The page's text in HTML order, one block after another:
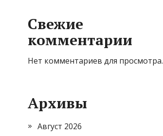
Свежие
комментарии
Нет комментариев для просмотра.
Архивы
Август 2026